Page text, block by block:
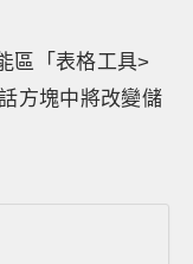
區「表格工具>
方塊中將改變儲